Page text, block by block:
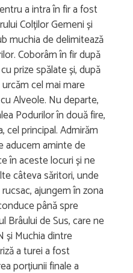
a intra în fir a fost
Colților Gemeni și
muchia de delimitează
Coborâm în fir după
prize spălate și, după
cel mai mare
Alveole. Nu departe,
Podurilor în două fire,
cel principal. Admirăm
aducem aminte de
în aceste locuri și ne
câteva săritori, unde
ajungem în zona
până spre
Brâului de Sus, care ne
și Muchia dintre
a turei a fost
porțiunii finale a